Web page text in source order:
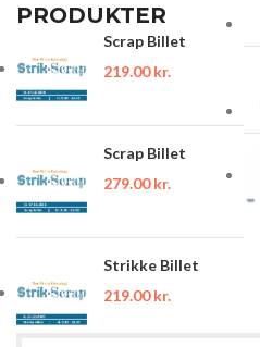
PRODUKTER
Scrap Billet
219.00kr.
Scrap Billet
279.00kr.
Strikke Billet
219.00kr.